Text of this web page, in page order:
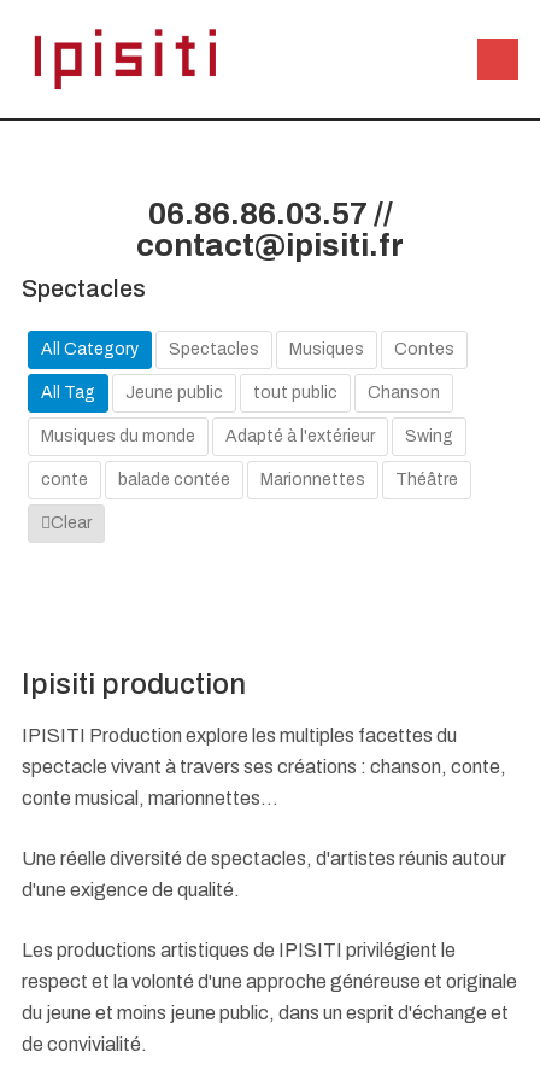
06.86.86.03.57 //
contact@ipisiti.fr
Spectacles
All Category Spectacles Musiques Contes
All Tag Jeune public tout public Chanson
Musiques du monde Adapté à l'extérieur Swing
conte balade contée Marionnettes Théâtre
Clear
Ipisiti production
IPISITI Production explore les multiples facettes du
spectacle vivant à travers ses créations : chanson, conte,
conte musical, marionnettes...
Une réelle diversité de spectacles, d'artistes réunis autour
d'une exigence de qualité.
Les productions artistiques de IPISITI privilégient le
respect et la volonté d'une approche généreuse et originale
du jeune et moins jeune public, dans un esprit d'échange et
de convivialité.